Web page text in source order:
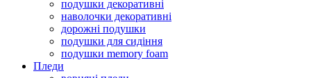
подушки декоративні
наволочки декоративні
дорожні подушки
подушки для сидіння
подушки memory foam
Пледи